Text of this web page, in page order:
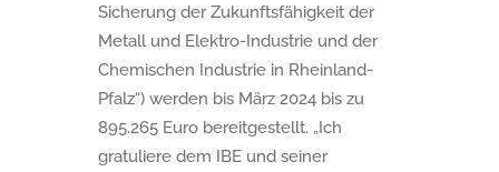
Sicherung der Zukunftsfähigkeit der
Metall und Elektro-Industrie und der
Chemischen Industrie in Rheinland-
Pfalz“) werden bis März 2024 bis zu
895.265 Euro bereitgestellt. „Ich
gratuliere dem IBE und seiner